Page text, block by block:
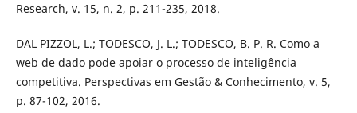
Research, v. 15, n. 2, p. 211-235, 2018.
DAL PIZZOL, L.; TODESCO, J. L.; TODESCO, B. P. R. Como a
web de dado pode apoiar o processo de inteligência
competitiva. Perspectivas em Gestão & Conhecimento, v. 5,
p. 87-102, 2016.